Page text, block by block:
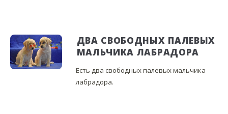
ДВА СВОБОДНЫХ ПАЛЕВЫХ
МАЛЬЧИКА ЛАБРАДОРА
Есть два свободных палевых мальчика
лабрадора.